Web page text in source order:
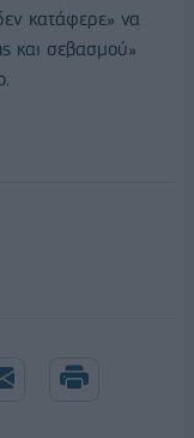
κατάφερε» να
και σεβασμού»